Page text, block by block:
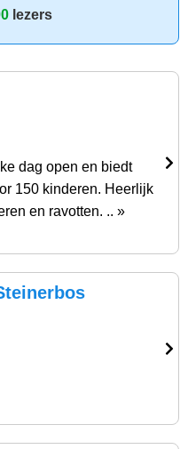
lezers
dag open en biedt
150 kinderen. Heerlijk
en ravotten. .. »